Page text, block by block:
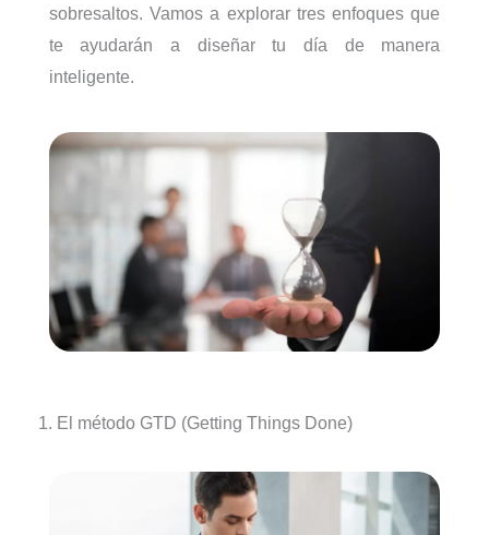
sobresaltos. Vamos a explorar tres enfoques que
te ayudarán a diseñar tu día de manera
inteligente.
1. El método GTD (Getting Things Done)